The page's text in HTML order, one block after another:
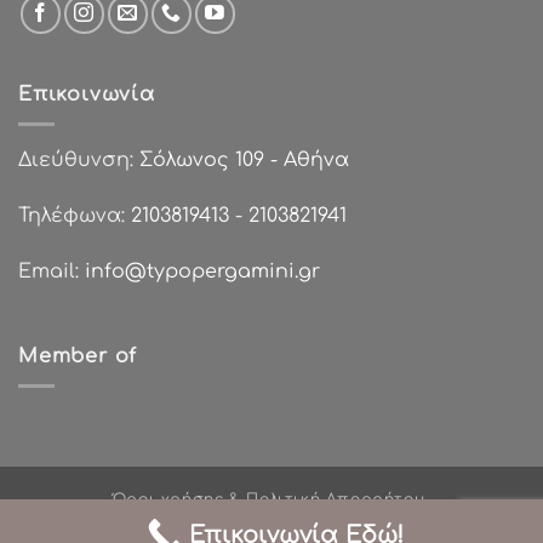
Επικοινωνία
Διεύθυνση: Σόλωνος 109 - Αθήνα
Τηλέφωνα: 2103819413 - 2103821941
Email: info@typopergamini.gr
Member of
Όροι χρήσης & Πολιτική Απορρήτου
Πολιτικές Επιστροφών
Σχετικά με εμάς
Χονδρική Πώληση Επικοινωνία
Επικοινωνία Εδώ!